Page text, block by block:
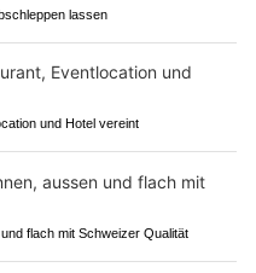
lassen
und Hotel vereint
flach mit Schweizer Qualität